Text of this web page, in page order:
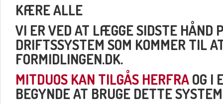
KÆRE ALLE
VI ER VED AT LÆGGE SIDSTE HÅND
DRIFTSSYSTEM SOM KOMMER TIL
FORMIDLINGEN.DK.
MITDUOS KAN TILGÅS HERFRAOG I
BEGYNDE AT BRUGE DETTE